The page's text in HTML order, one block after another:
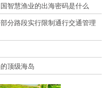
智慧渔业的出海密码是什么
分路段实行限制通行交通管理
顶级海岛